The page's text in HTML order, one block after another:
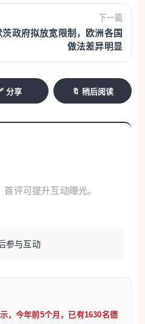
下一篇
政府拟放宽限制，欧洲各国
做法差异明显
分享 🔖 稍后阅读
评可提升互动曝光。
参与互动
，今年前5个月，已有1630名德